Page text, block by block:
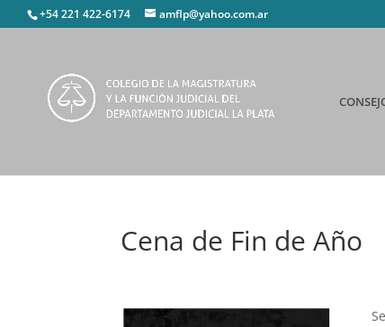
+54 221 422-6174 amflp@yahoo.com.ar
Cena de Fin de Año